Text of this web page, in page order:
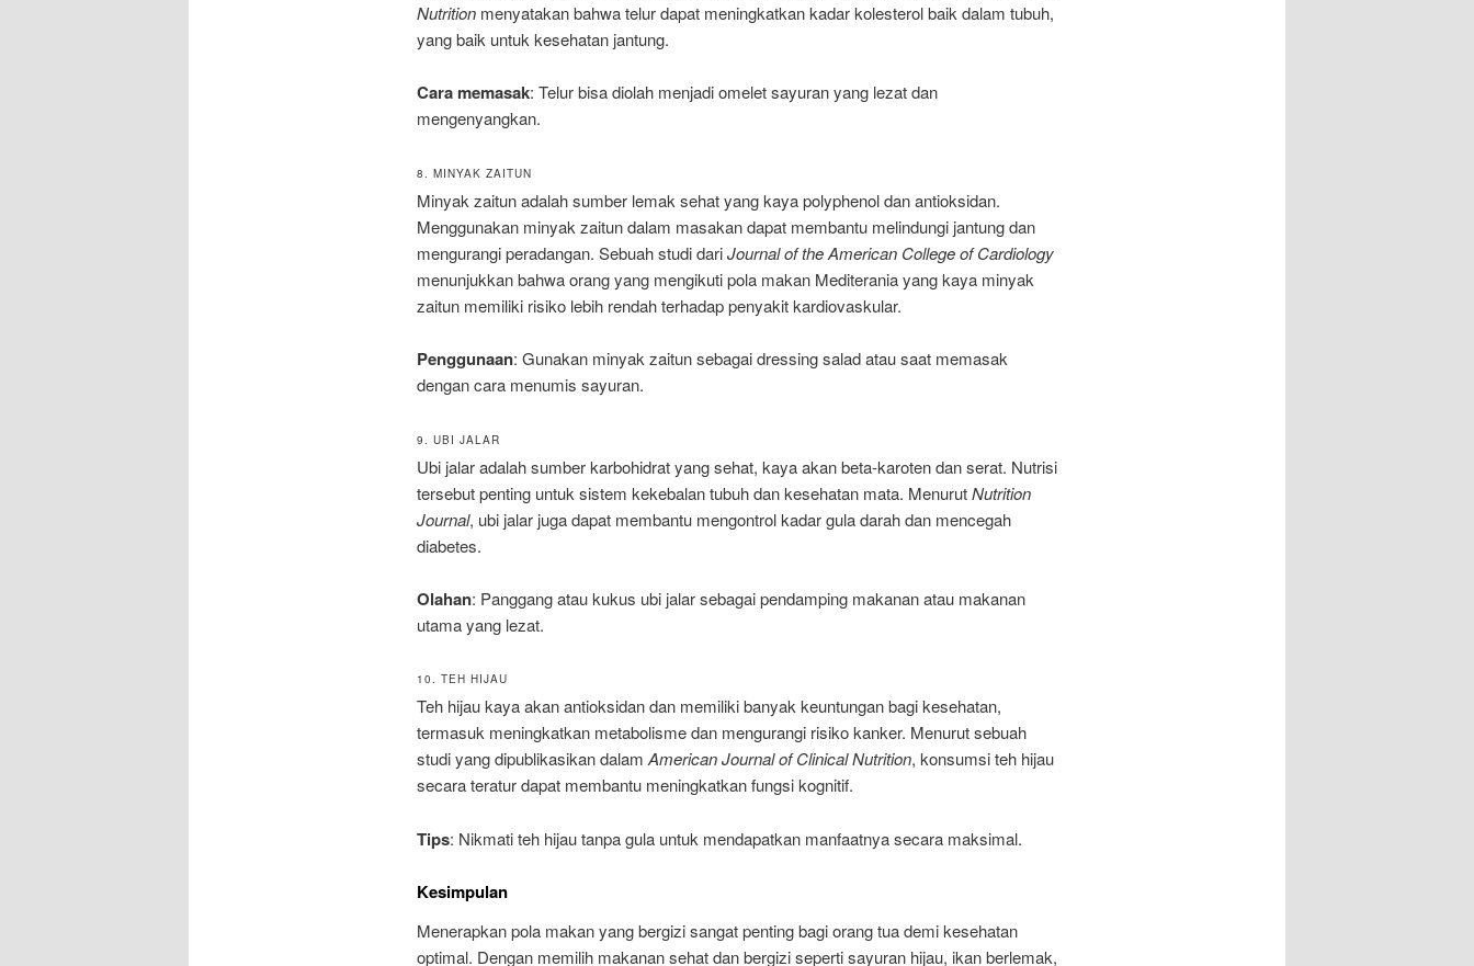
Nutritionmenyatakan bahwa telur dapat meningkatkan kadar kolesterol baik dalam tubuh,
yang baik untuk kesehatan jantung.
Cara memasak: Telur bisa diolah menjadi omelet sayuran yang lezat dan
mengenyangkan.
8. MINYAK ZAITUN
Minyak zaitun adalah sumber lemak sehat yang kaya polyphenol dan antioksidan.
Menggunakan minyak zaitun dalam masakan dapat membantu melindungi jantung dan
mengurangi peradangan. Sebuah studi dariJournal of the American College of Cardiology
menunjukkan bahwa orang yang mengikuti pola makan Mediterania yang kaya minyak
zaitun memiliki risiko lebih rendah terhadap penyakit kardiovaskular.
Penggunaan: Gunakan minyak zaitun sebagai dressing salad atau saat memasak
dengan cara menumis sayuran.
9. UBI JALAR
Ubi jalar adalah sumber karbohidrat yang sehat, kaya akan beta-karoten dan serat. Nutrisi
tersebut penting untuk sistem kekebalan tubuh dan kesehatan mata. MenurutNutrition
Journal, ubi jalar juga dapat membantu mengontrol kadar gula darah dan mencegah
diabetes.
Olahan: Panggang atau kukus ubi jalar sebagai pendamping makanan atau makanan
utama yang lezat.
10. TEH HIJAU
Teh hijau kaya akan antioksidan dan memiliki banyak keuntungan bagi kesehatan,
termasuk meningkatkan metabolisme dan mengurangi risiko kanker. Menurut sebuah
studi yang dipublikasikan dalamAmerican Journal of Clinical Nutrition, konsumsi teh hijau
secara teratur dapat membantu meningkatkan fungsi kognitif.
Tips: Nikmati teh hijau tanpa gula untuk mendapatkan manfaatnya secara maksimal.
Kesimpulan
Menerapkan pola makan yang bergizi sangat penting bagi orang tua demi kesehatan
optimal. Dengan memilih makanan sehat dan bergizi seperti sayuran hijau, ikan berlemak,